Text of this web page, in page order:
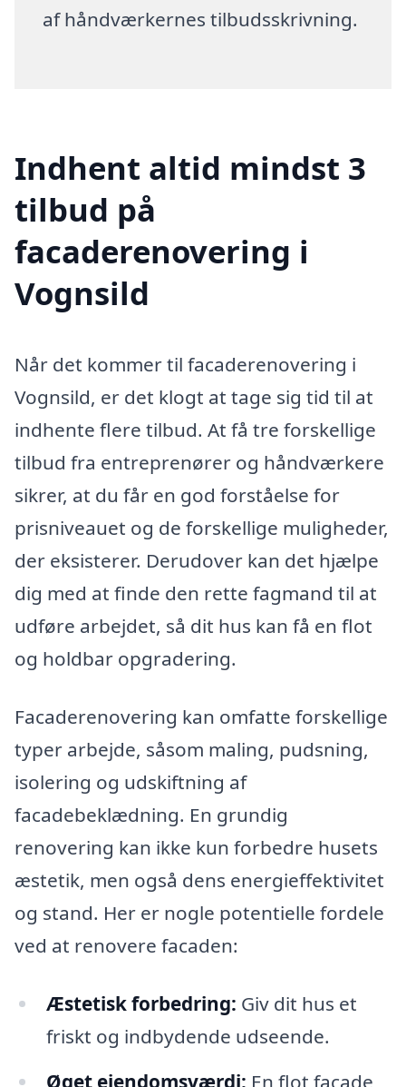
af håndværkernes tilbudsskrivning.
Indhent altid mindst 3
tilbud på
facaderenovering i
Vognsild
Når det kommer til facaderenovering i
Vognsild, er det klogt at tage sig tid til at
indhente flere tilbud. At få tre forskellige
tilbud fra entreprenører og håndværkere
sikrer, at du får en god forståelse for
prisniveauet og de forskellige muligheder,
der eksisterer. Derudover kan det hjælpe
dig med at finde den rette fagmand til at
udføre arbejdet, så dit hus kan få en flot
og holdbar opgradering.
Facaderenovering kan omfatte forskellige
typer arbejde, såsom maling, pudsning,
isolering og udskiftning af
facadebeklædning. En grundig
renovering kan ikke kun forbedre husets
æstetik, men også dens energieffektivitet
og stand. Her er nogle potentielle fordele
ved at renovere facaden:
Æstetisk forbedring: Giv dit hus et
friskt og indbydende udseende.
Øget ejendomsværdi: En flot facade